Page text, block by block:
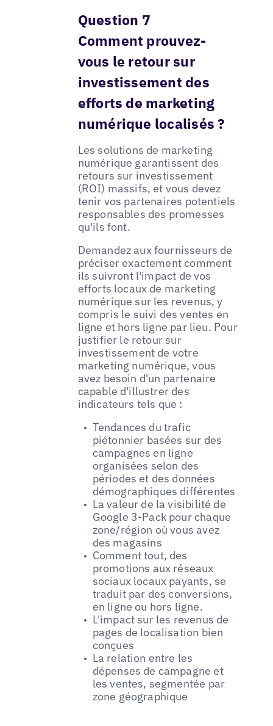
Question 7
Comment prouvez-
vous le retour sur
investissement des
efforts de marketing
numérique localisés ?
Les solutions de marketing
numérique garantissent des
retours sur investissement
(ROI) massifs, et vous devez
tenir vos partenaires potentiels
responsables des promesses
qu'ils font.
Demandez aux fournisseurs de
préciser exactement comment
ils suivront l'impact de vos
efforts locaux de marketing
numérique sur les revenus, y
compris le suivi des ventes en
ligne et hors ligne par lieu. Pour
justifier le retour sur
investissement de votre
marketing numérique, vous
avez besoin d'un partenaire
capable d'illustrer des
indicateurs tels que :
Tendances du trafic
piétonnier basées sur des
campagnes en ligne
organisées selon des
périodes et des données
démographiques différentes
La valeur de la visibilité de
Google 3-Pack pour chaque
zone/région où vous avez
des magasins
Comment tout, des
promotions aux réseaux
sociaux locaux payants, se
traduit par des conversions,
en ligne ou hors ligne.
L'impact sur les revenus de
pages de localisation bien
conçues
La relation entre les
dépenses de campagne et
les ventes, segmentée par
zone géographique